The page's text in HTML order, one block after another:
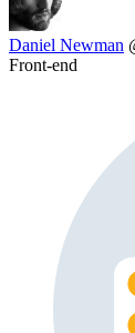
Daniel Newman
Front-end